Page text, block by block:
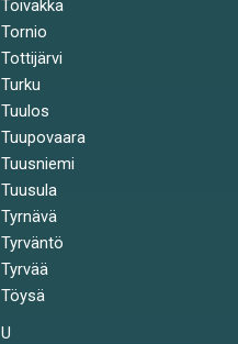
Toivakka
Tornio
Tottijärvi
Turku
Tuulos
Tuupovaara
Tuusniemi
Tuusula
Tyrnävä
Tyrväntö
Tyrvää
Töysä
U